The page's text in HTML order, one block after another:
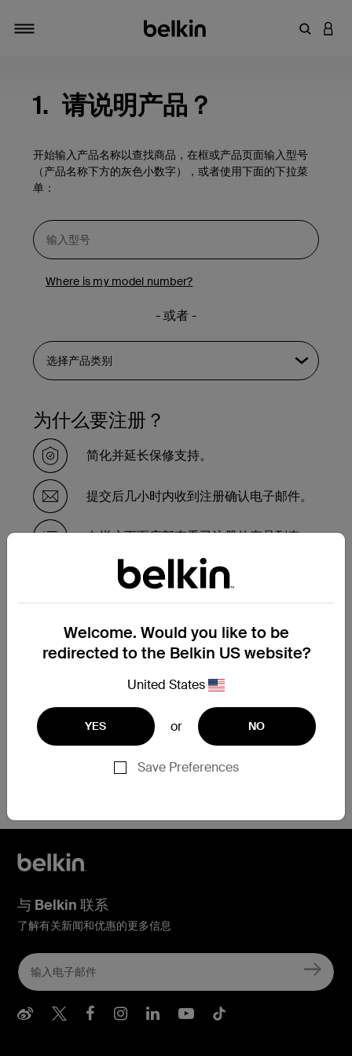
输入关键
登录
1. 请说明产品？
开始输入产品名称以查找商品，在框或产品页面输入型号
（产品名称下方的灰色小数字），或者使用下面的下拉菜
单：
Where is my model number?
- 或者 -
为什么要注册？
简化并延长保修支持。
提交后几小时内收到注册确认电子邮件。
在帐户页面底部查看已注册的产品列表。
需要更换保修期内的产品吗？
在此处填写保修换货申请表，我们的支持团
队将很快与您联系，指导后续步骤。
提交保修换货申请
需要注册方面的帮助吗？立即点击此处
Welcome. Would you like to be
redirected to the Belkin US website?
United States
YES or NO
Save Preferences
与 Belkin 联系
了解有关新闻和优惠的更多信息
Belkin Weibo
Belkin Twitter
Belkin Facebook
Belkin Instagram
Belkin LInkedIn
Belkin Youtube
Belkin